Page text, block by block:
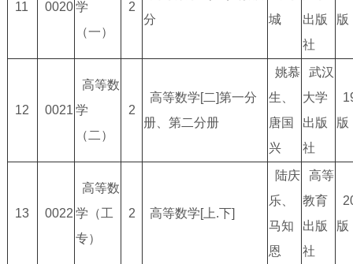
11 0020学
（一）
2
分
城
出版
社
版
12 0021
高等数
学
（二）
2
高等数学[二]第一分
册、第二分册
姚慕
生、
唐国
兴
武汉
大学
出版
社
版
13 0022
高等数
学（工
专）
2 高等数学[上.下]
陆庆
乐、
马知
恩
高等
教育
出版
社
版